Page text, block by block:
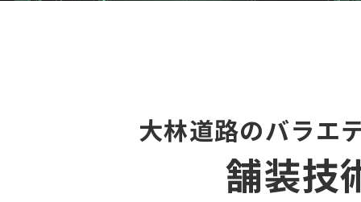
⼤林道路のバラエ
舗装技